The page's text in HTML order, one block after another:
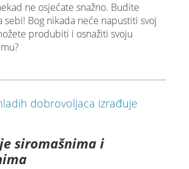
ne osjećate snažno. Budite
Bog nikada neće napustiti svoj
produbiti i osnažiti svoju
siromašnima i